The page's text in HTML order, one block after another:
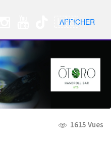
🇺🇸 Nav
1615 Vues
AFFICHER